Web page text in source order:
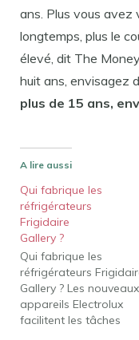
ans. Plus vous avez
longtemps, plus le
élevé, dit The
huit ans, envisagez
plus de 15 ans,
A lire aussi
Qui fabrique les
réfrigérateurs
Frigidaire
Gallery ?
Qui fabrique les
réfrigérateurs
Gallery ? Les nouveaux
appareils Electrolux
facilitent les tâches